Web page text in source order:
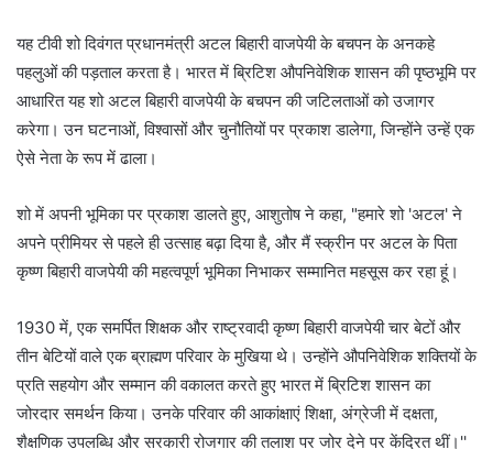
यह टीवी शो दिवंगत प्रधानमंत्री अटल बिहारी वाजपेयी के बचपन के अनकहे
पहलुओं की पड़ताल करता है। भारत में ब्रिटिश औपनिवेशिक शासन की पृष्ठभूमि पर
आधारित यह शो अटल बिहारी वाजपेयी के बचपन की जटिलताओं को उजागर
करेगा। उन घटनाओं, विश्वासों और चुनौतियों पर प्रकाश डालेगा, जिन्होंने उन्हें एक
ऐसे नेता के रूप में ढाला।
शो में अपनी भूमिका पर प्रकाश डालते हुए, आशुतोष ने कहा, "हमारे शो 'अटल' ने
अपने प्रीमियर से पहले ही उत्साह बढ़ा दिया है, और मैं स्क्रीन पर अटल के पिता
कृष्ण बिहारी वाजपेयी की महत्वपूर्ण भूमिका निभाकर सम्मानित महसूस कर रहा हूं।
1930 में, एक समर्पित शिक्षक और राष्ट्रवादी कृष्ण बिहारी वाजपेयी चार बेटों और
तीन बेटियों वाले एक ब्राह्मण परिवार के मुखिया थे। उन्होंने औपनिवेशिक शक्तियों के
प्रति सहयोग और सम्मान की वकालत करते हुए भारत में ब्रिटिश शासन का
जोरदार समर्थन किया। उनके परिवार की आकांक्षाएं शिक्षा, अंग्रेजी में दक्षता,
शैक्षणिक उपलब्धि और सरकारी रोजगार की तलाश पर जोर देने पर केंद्रित थीं।''